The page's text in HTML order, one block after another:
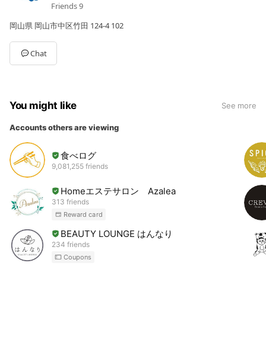
Friends9
岡山県 岡山市中区竹田 124-4 102
Chat
You might like See more
Accounts others are viewing
食べログ
9,081,255 friends
Homeエステサロン Azalea
313 friends
Reward card
BEAUTY LOUNGE はんなり
234 friends
Coupons